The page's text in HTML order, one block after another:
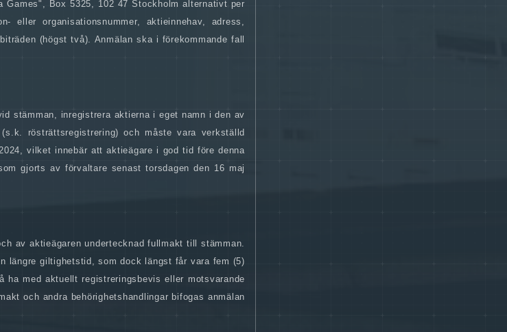
Box 5325, 102 47 Stockholm alternativt per
organisationsnummer, aktieinnehav, adress,
(högst två). Anmälan ska i förekommande fall
stämman, inregistrera aktierna i eget namn i den av
rösträttsregistrering) och måste vara verkställd
vilket innebär att aktieägare i god tid före denna
gjorts av förvaltare senast torsdagen den 16 maj
av aktieägaren undertecknad fullmakt till stämman.
längre giltighetstid, som dock längst får vara fem (5)
med aktuellt registreringsbevis eller motsvarande
och andra behörighetshandlingar bifogas anmälan